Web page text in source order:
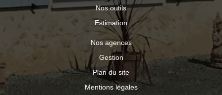
Nos outils
Estimation
Nos agences
Gestion
Plan du site
Mentions légales